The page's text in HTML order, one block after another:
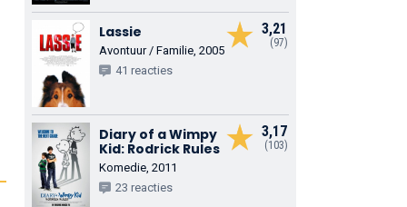
3,21
(97)
Lassie
Avontuur / Familie, 2005
41 reacties
3,17
(103)
Diary of a Wimpy
Kid: Rodrick Rules
Komedie, 2011
23 reacties